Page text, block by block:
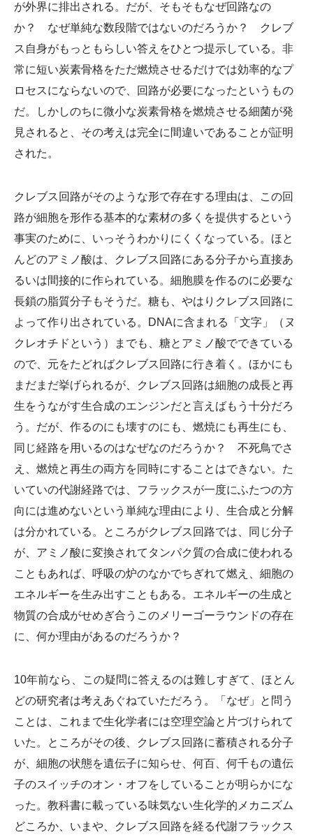
が外界に排出される。だが、そもそもなぜ回路なの
か？ なぜ単純な数段階ではないのだろうか？ クレブ
ス自身がもっともらしい答えをひとつ提示している。非
常に短い炭素骨格をただ燃焼させるだけでは効率的なプ
ロセスにならないので、回路が必要になったというもの
だ。しかしのちに微小な炭素骨格を燃焼させる細菌が発
見されると、その考えは完全に間違いであることが証明
された。
クレブス回路がそのような形で存在する理由は、この回
路が細胞を形作る基本的な素材の多くを提供するという
事実のために、いっそうわかりにくくなっている。ほと
んどのアミノ酸は、クレブス回路にある分子から直接あ
るいは間接的に作られている。細胞膜を作るのに必要な
長鎖の脂質分子もそうだ。糖も、やはりクレブス回路に
よって作り出されている。DNAに含まれる「文字」（ヌ
クレオチドという）までも、糖とアミノ酸でできている
ので、元をたどればクレブス回路に行き着く。ほかにも
まだまだ挙げられるが、クレブス回路は細胞の成長と再
生をうながす生合成のエンジンだと言えばもう十分だろ
う。だが、作るのにも壊すのにも、燃焼にも再生にも、
同じ経路を用いるのはなぜなのだろうか？ 不死鳥でさ
え、燃焼と再生の両方を同時にすることはできない。た
いていの代謝経路では、フラックスが一度にふたつの方
向には進めないという単純な理由により、生合成と分解
は分かれている。ところがクレブス回路では、同じ分子
が、アミノ酸に変換されてタンパク質の合成に使われる
こともあれば、呼吸の炉のなかでちぎれて燃え、細胞の
エネルギーを生み出すこともある。エネルギーの生成と
物質の合成がせめぎ合うこのメリーゴーラウンドの存在
に、何か理由があるのだろうか？
10年前なら、この疑問に答えるのは難しすぎて、ほとん
どの研究者は考えあぐねていただろう。「なぜ」と問う
ことは、これまで生化学者には空理空論と片づけられて
いた。ところがその後、クレブス回路に蓄積される分子
が、細胞の状態を遺伝子に知らせ、何百、何千もの遺伝
子のスイッチのオン・オフをしていることが明らかにな
った。教科書に載っている味気ない生化学的メカニズム
どころか、いまや、クレブス回路を経る代謝フラックス